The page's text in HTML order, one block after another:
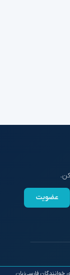
عضویت